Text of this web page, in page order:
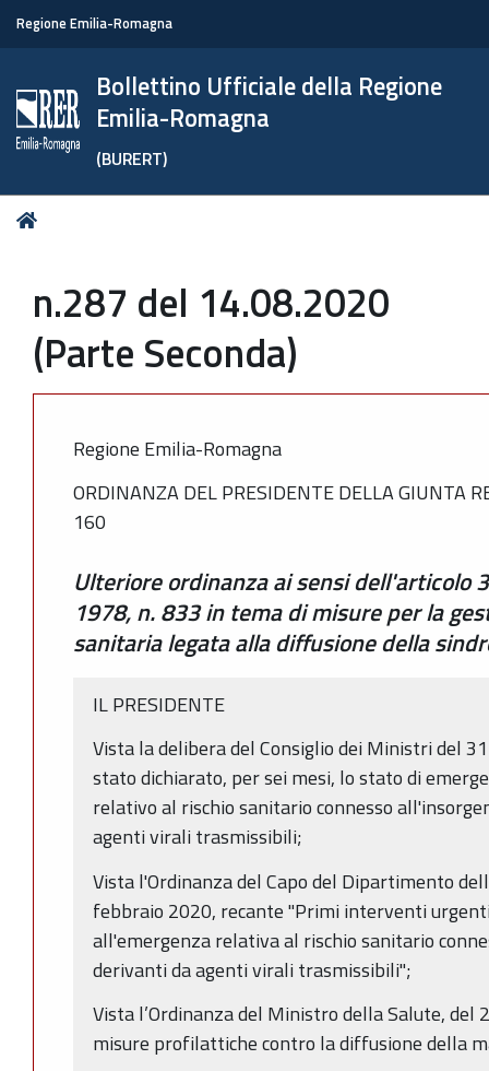
Regione Emilia-Romagna
Bollettino Ufficiale della Regione
Emilia-Romagna
(BURERT)
Tu
n.287 del 14.08.2020
(Parte Seconda)
Regione Emilia-Romagna
ORDINANZA DEL PRESIDENTE DELLA GIUNTA
160
Ulteriore ordinanza ai sensi dell'articolo
1978, n. 833 in tema di misure per la
sanitaria legata alla diffusione della
IL PRESIDENTE
Vista la delibera del Consiglio dei Ministri del
stato dichiarato, per sei mesi, lo stato di
relativo al rischio sanitario connesso
agenti virali trasmissibili;
Vista l'Ordinanza del Capo del Dipartimento
febbraio 2020, recante "Primi interventi
all'emergenza relativa al rischio sanitario
derivanti da agenti virali trasmissibili";
Vista l’Ordinanza del Ministro della Salute,
misure profilattiche contro la diffusione della